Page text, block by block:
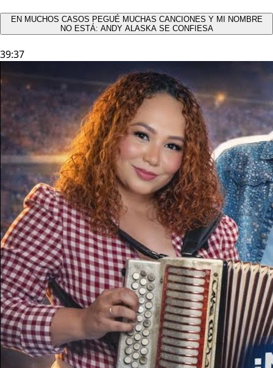
EN MUCHOS CASOS PEGUÉ MUCHAS CANCIONES Y MI NOMBRE
NO ESTÁ: ANDY ALASKA SE CONFIESA​
39:37